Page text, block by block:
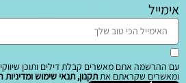
אימייל
עם ההרשמה אתם מאשרים קבלת דילים ותוכן שיווקי
ומאשרים שקראתם אתתקנון, תנאי שימוש